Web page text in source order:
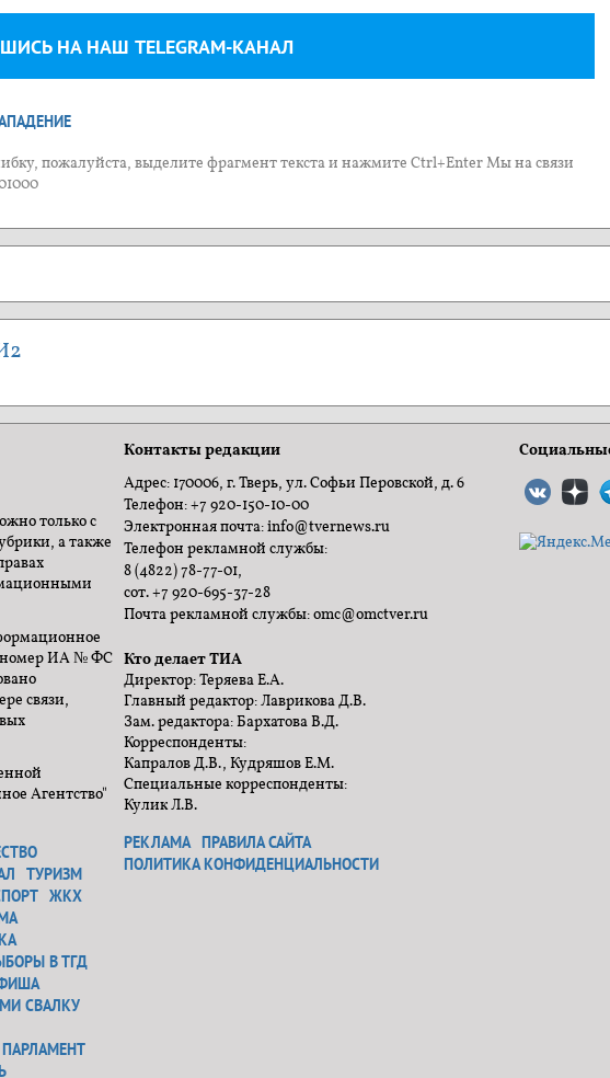
НА НАШ TELEGRAM-КАНАЛ
пожалуйста, выделите фрагмент текста и нажмите Ctrl+Enter Мы на связи
только с
а также
номер ИА № ФС
связи,
Агентство"
ТУРИЗМ
ЖКХ
В ТГД
СВАЛКУ
ПАРЛАМЕНТ
Контакты редакции
Адрес: 170006, г. Тверь, ул. Софьи Перовской, д. 6
Телефон: +7 920-150-10-00
Электронная почта: info@tvernews.ru
Телефон рекламной службы:
8 (4822) 78-77-01,
сот. +7 920-695-37-28
Почта рекламной службы: omc@omctver.ru
Кто делает ТИА
Директор: Теряева Е.А.
Главный редактор: Лаврикова Д.В.
Зам. редактора: Бархатова В.Д.
Корреспонденты:
Капралов Д.В., Кудряшов Е.М.
Специальные корреспонденты:
Кулик Л.В.
РЕКЛАМА ПРАВИЛА САЙТА
ПОЛИТИКА КОНФИДЕНЦИАЛЬНОСТИ